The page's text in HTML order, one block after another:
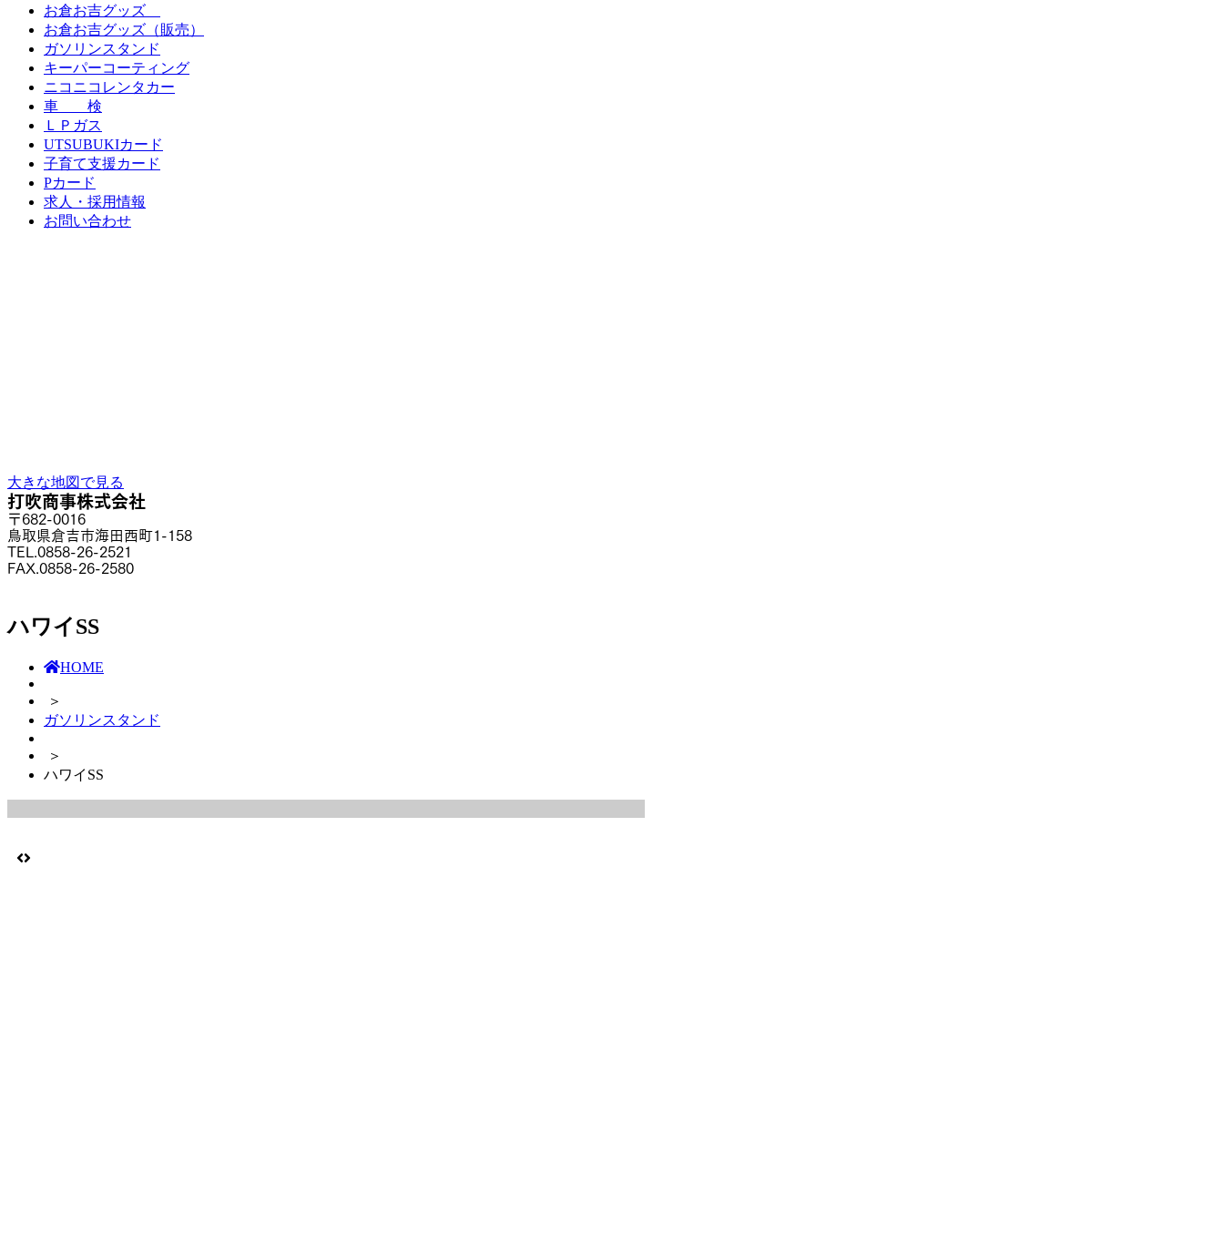
お倉お吉グッズ
お倉お吉グッズ（販売）
ガソリンスタンド
キーパーコーティング
ニコニコレンタカー
車 検
ＬＰガス
UTSUBUKIカード
子育て支援カード
Pカード
求人・採用情報
お問い合わせ
大きな地図で見る
打吹商事株式会社
〒682-0016
鳥取県倉吉市海田西町1-158
TEL.0858-26-2521
FAX.0858-26-2580
ハワイSS
HOME
＞
ガソリンスタンド
＞
ハワイSS